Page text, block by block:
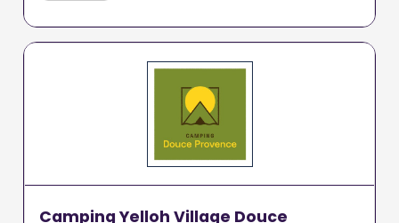
Camping Yelloh Village Douce